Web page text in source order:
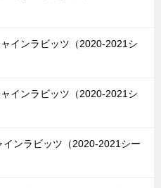
インラビッツ（2020-2021シ
インラビッツ（2020-2021シ
ンラビッツ（2020-2021シー